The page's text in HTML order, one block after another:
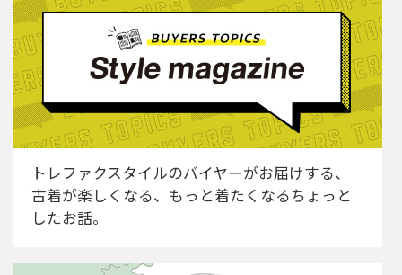
トレファクスタイルのバイヤーがお届けする、
古着が楽しくなる、もっと着たくなるちょっと
したお話。